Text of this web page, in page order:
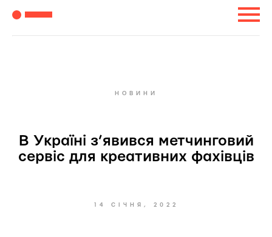
НОВИНИ
В Україні з’явився метчинговий
сервіс для креативних фахівців
14 СІЧНЯ, 2022